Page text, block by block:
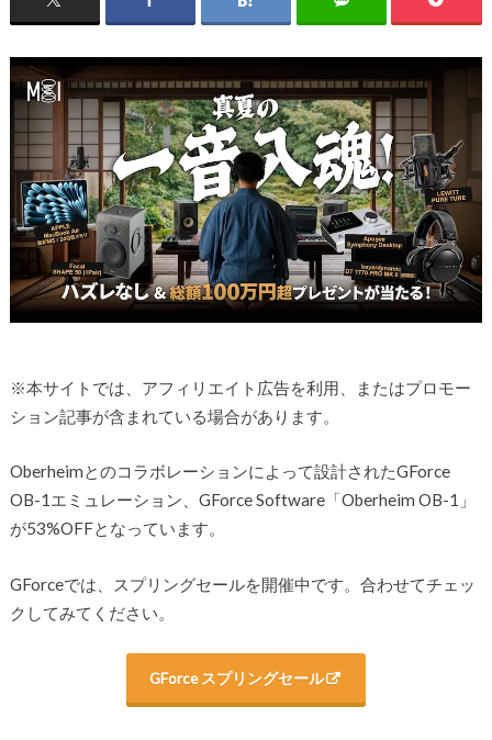
※本サイトでは、アフィリエイト広告を利用、またはプロモー
ション記事が含まれている場合があります。
Oberheimとのコラボレーションによって設計されたGForce
OB-1エミュレーション、GForce Software「Oberheim OB-1」
が53%OFFとなっています。
GForceでは、スプリングセールを開催中です。合わせてチェッ
クしてみてください。
GForce スプリングセール